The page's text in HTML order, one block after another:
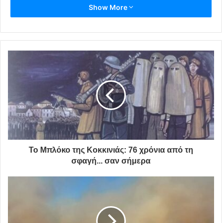
των Daumier και Hogarth,ο Καβαλλιεράτος
ανθρωποποιεί τα πάθη μας και τα λάθη μαςκαι
ξεβράζει στο χαρτί όλες τις τάχατες άγκυρες μας. Με
λεπτοφυές παρανάλωμα των προσδοκιών μας και των
ματαιωμένων μας ονείρων.
Κοιτώντας λοιπόν τον καθρέπτη μας, βλέπουμε να
σέρνουν το χορό ερινύες και θανάσιμα αμαρτήματα του
ύστερου 20 αιώνα, όπως η γλουτονική εμμονή με την
«βιολογική» γενετικά τροποποιημένη διατροφή μας-
«Κολοκυθάκης», ως νέος Archiboldo, όπως η μανία των
Σουβενίρ σαν να μην υπάρχουν όνειρα του αύριο παρά
παγκοσμιοποιημένης τουριστικής εκμετάλλευσης, όπως η
καταξίωση μέσω της επίδειξης του πιο εντυπωσιακού
Πισινούλης»τα έχει όλα, από πριβέ
Show More
Το Μπλόκο της Κοκκινιάς: 76 χρόνια από τη
σφαγή... σαν σήμερα